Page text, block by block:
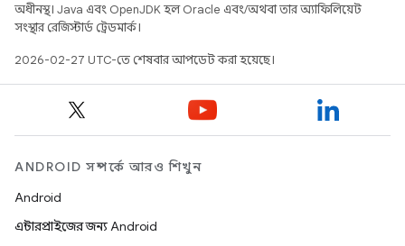
অধীনস্থ। Java এবং OpenJDK হল Oracle এবং/অথবা তার অ্যাফিলিয়েট
সংস্থার রেজিস্টার্ড ট্রেডমার্ক।
2026-02-27 UTC-তে শেষবার আপডেট করা হয়েছে।
ANDROID সম্পর্কে আরও শিখুন
Android
এন্টারপ্রাইজের জন্য Android